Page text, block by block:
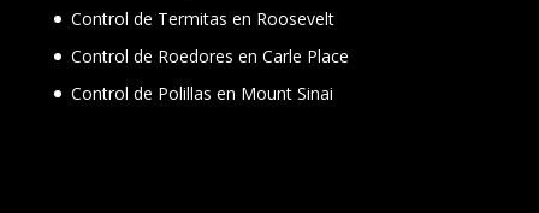
Control de Termitas en Roosevelt
Control de Roedores en Carle Place
Control de Polillas en Mount Sinai